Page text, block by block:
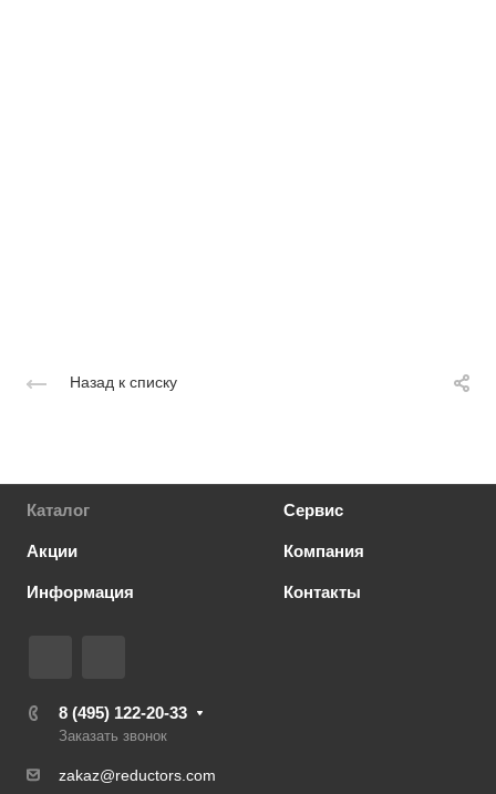
Назад к списку
Каталог Сервис
Акции Компания
Информация Контакты
8 (495) 122-20-33
Заказать звонок
zakaz@reductors.com